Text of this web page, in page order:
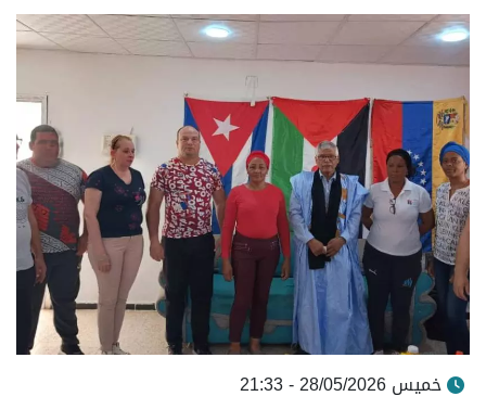
خميس 28/05/2026 - 21:33